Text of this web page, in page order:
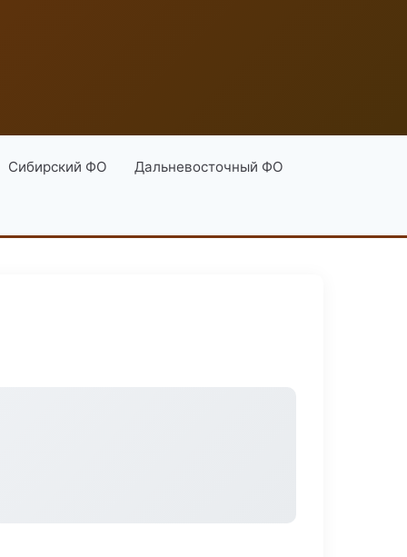
Сибирский ФО Дальневосточный ФО